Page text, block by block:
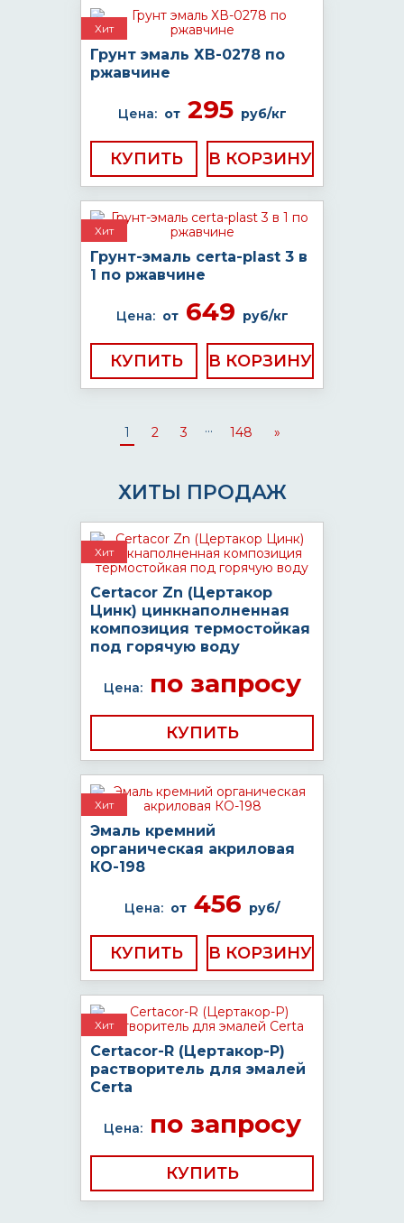
Хит
Грунт эмаль ХВ-0278 по
ржавчине
Цена: от295 руб/кг
КУПИТЬ
Хит
Грунт-эмаль certa-plast 3 в
1 по ржавчине
Цена: от649 руб/кг
КУПИТЬ
1 2 3 ... 148 »
ХИТЫ ПРОДАЖ
Хит
Certacor Zn (Цертакор
Цинк) цинкнаполненная
композиция термостойкая
под горячую воду
Цена:по запросу
КУПИТЬ
Хит
Эмаль кремний
органическая акриловая
КО-198
Цена: от 456 руб/
КУПИТЬ
Хит
Certacor-R (Цертакор-Р)
растворитель для эмалей
Certa
Цена:по запросу
КУПИТЬ